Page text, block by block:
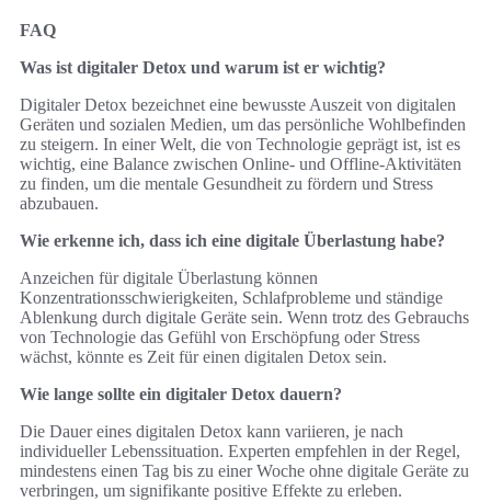
FAQ
Was ist digitaler Detox und warum ist er wichtig?
Digitaler Detox bezeichnet eine bewusste Auszeit von digitalen
Geräten und sozialen Medien, um das persönliche Wohlbefinden
zu steigern. In einer Welt, die von Technologie geprägt ist, ist es
wichtig, eine Balance zwischen Online- und Offline-Aktivitäten
zu finden, um die mentale Gesundheit zu fördern und Stress
abzubauen.
Wie erkenne ich, dass ich eine digitale Überlastung habe?
Anzeichen für digitale Überlastung können
Konzentrationsschwierigkeiten, Schlafprobleme und ständige
Ablenkung durch digitale Geräte sein. Wenn trotz des Gebrauchs
von Technologie das Gefühl von Erschöpfung oder Stress
wächst, könnte es Zeit für einen digitalen Detox sein.
Wie lange sollte ein digitaler Detox dauern?
Die Dauer eines digitalen Detox kann variieren, je nach
individueller Lebenssituation. Experten empfehlen in der Regel,
mindestens einen Tag bis zu einer Woche ohne digitale Geräte zu
verbringen, um signifikante positive Effekte zu erleben.